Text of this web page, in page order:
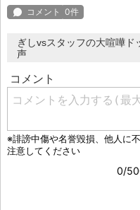
ぎしvsスタッフの大喧嘩
声